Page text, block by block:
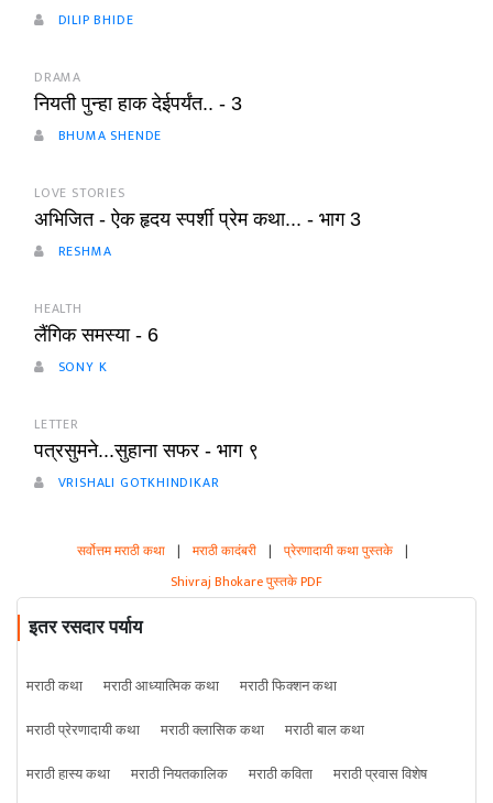
DILIP BHIDE
DRAMA
नियती पुन्हा हाक देईपर्यंत.. - 3
BHUMA SHENDE
LOVE STORIES
अभिजित - ऐक हृदय स्पर्शी प्रेम कथा... - भाग 3
RESHMA
HEALTH
लैंगिक समस्या - 6
SONY K
LETTER
पत्रसुमने...सुहाना सफर - भाग ९
VRISHALI GOTKHINDIKAR
सर्वोत्तम मराठी कथा | मराठी कादंबरी | प्रेरणादायी कथा पुस्तके |
Shivraj Bhokare पुस्तके PDF
इतर रसदार पर्याय
मराठी कथा मराठी आध्यात्मिक कथा
मराठी फिक्शन कथा
मराठी प्रेरणादायी कथा
मराठी क्लासिक कथा
मराठी बाल कथा
मराठी हास्य कथा
मराठी नियतकालिक मराठी कविता
मराठी प्रवास विशेष